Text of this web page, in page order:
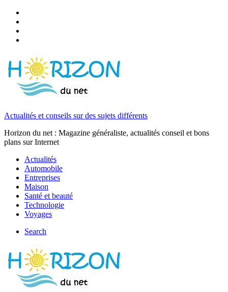
Actualités et conseils sur des sujets différents
Horizon du net : Magazine généraliste, actualités conseil et bons
plans sur Internet
Actualités
Automobile
Entreprises
Maison
Santé et beauté
Technologie
Voyages
Search